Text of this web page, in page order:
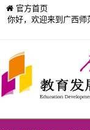
官方首页
你好，欢迎来到广西